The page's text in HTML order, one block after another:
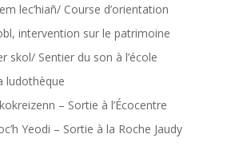
intervention sur le patrimoine
skol/ Sentier du son à l’école
ludothèque
– Sortie à l’Écocentre
Yeodi – Sortie à la Roche Jaudy